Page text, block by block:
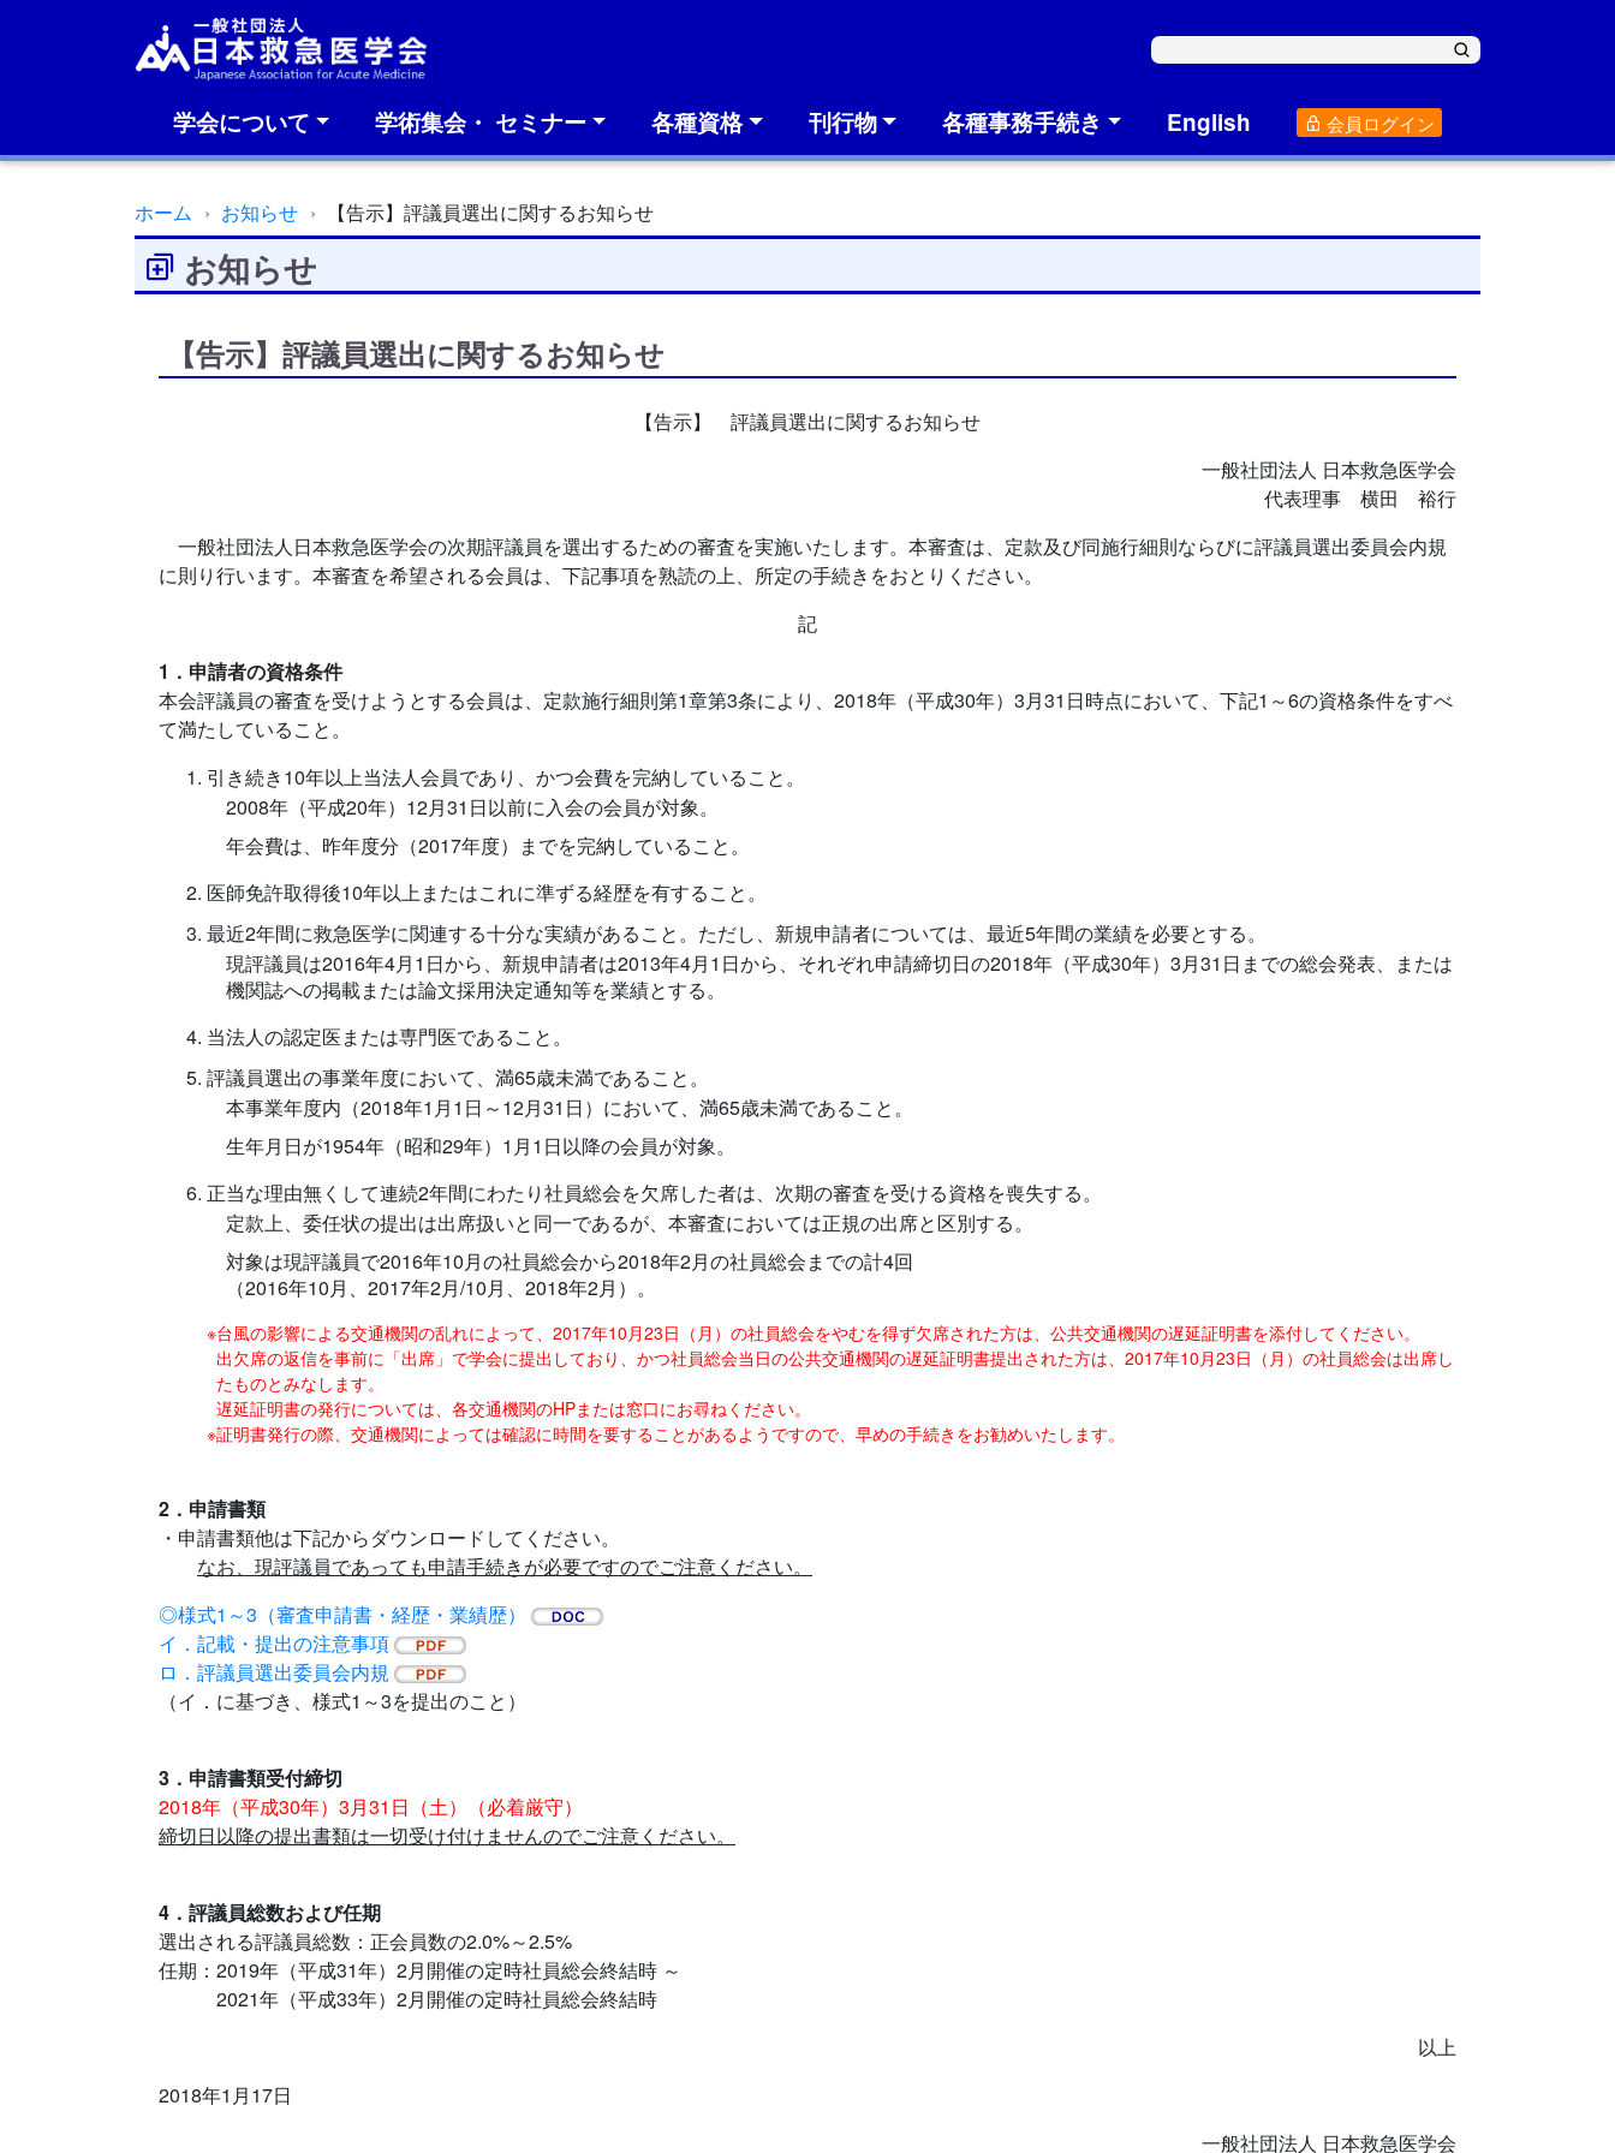
学会について 学術集会・ セミナー 各種資格 刊行物 各種事務手続き English 会員ログイン
ホーム お知らせ 【告示】評議員選出に関するお知らせ
お知らせ
【告示】評議員選出に関するお知らせ
【告示】 評議員選出に関するお知らせ
一般社団法人 日本救急医学会
代表理事 横田 裕行
一般社団法人日本救急医学会の次期評議員を選出するための審査を実施いたします。本審査は、定款及び同施行細則ならびに評議員選出委員会内規
に則り行います。本審査を希望される会員は、下記事項を熟読の上、所定の手続きをおとりください。
記
1．申請者の資格条件
本会評議員の審査を受けようとする会員は、定款施行細則第1章第3条により、2018年（平成30年）3月31日時点において、下記1～6の資格条件をすべ
て満たしていること。
引き続き10年以上当法人会員であり、かつ会費を完納していること。
2008年（平成20年）12月31日以前に入会の会員が対象。
年会費は、昨年度分（2017年度）までを完納していること。
医師免許取得後10年以上またはこれに準ずる経歴を有すること。
最近2年間に救急医学に関連する十分な実績があること。ただし、新規申請者については、最近5年間の業績を必要とする。
現評議員は2016年4月1日から、新規申請者は2013年4月1日から、それぞれ申請締切日の2018年（平成30年）3月31日までの総会発表、または
機関誌への掲載または論文採用決定通知等を業績とする。
当法人の認定医または専門医であること。
評議員選出の事業年度において、満65歳未満であること。
本事業年度内（2018年1月1日～12月31日）において、満65歳未満であること。
生年月日が1954年（昭和29年）1月1日以降の会員が対象。
正当な理由無くして連続2年間にわたり社員総会を欠席した者は、次期の審査を受ける資格を喪失する。
定款上、委任状の提出は出席扱いと同一であるが、本審査においては正規の出席と区別する。
対象は現評議員で2016年10月の社員総会から2018年2月の社員総会までの計4回
（2016年10月、2017年2月/10月、2018年2月）。
※台風の影響による交通機関の乱れによって、2017年10月23日（月）の社員総会をやむを得ず欠席された方は、公共交通機関の遅延証明書を添付してください。
出欠席の返信を事前に「出席」で学会に提出しており、かつ社員総会当日の公共交通機関の遅延証明書提出された方は、2017年10月23日（月）の社員総会は出席し
たものとみなします。
遅延証明書の発行については、各交通機関のHPまたは窓口にお尋ねください。
※証明書発行の際、交通機関によっては確認に時間を要することがあるようですので、早めの手続きをお勧めいたします。
2．申請書類
・申請書類他は下記からダウンロードしてください。
なお、現評議員であっても申請手続きが必要ですのでご注意ください。
◎様式1～3（審査申請書・経歴・業績歴）
イ．記載・提出の注意事項
ロ．評議員選出委員会内規
（イ．に基づき、様式1～3を提出のこと）
3．申請書類受付締切
2018年（平成30年）3月31日（土）（必着厳守）
締切日以降の提出書類は一切受け付けませんのでご注意ください。
4．評議員総数および任期
選出される評議員総数：正会員数の2.0%～2.5%
任期：2019年（平成31年）2月開催の定時社員総会終結時 ～
2021年（平成33年）2月開催の定時社員総会終結時
以上
2018年1月17日
一般社団法人 日本救急医学会